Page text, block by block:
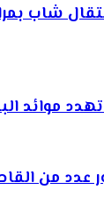
شاب
موائد
من